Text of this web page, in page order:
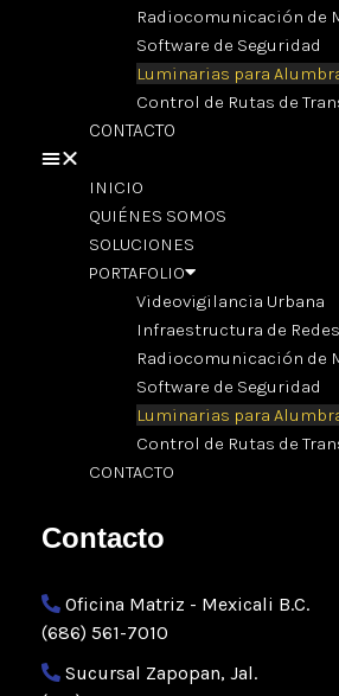
Radiocomunicación de
Software de Seguridad
Luminarias para
Control de Rutas de
CONTACTO
INICIO
QUIÉNES SOMOS
SOLUCIONES
PORTAFOLIO
Videovigilancia Urbana
Infraestructura de Redes
Radiocomunicación de
Software de Seguridad
Luminarias para
Control de Rutas de
CONTACTO
Contacto
Oficina Matriz - Mexicali B.C.
(686) 561-7010
Sucursal Zapopan, Jal.